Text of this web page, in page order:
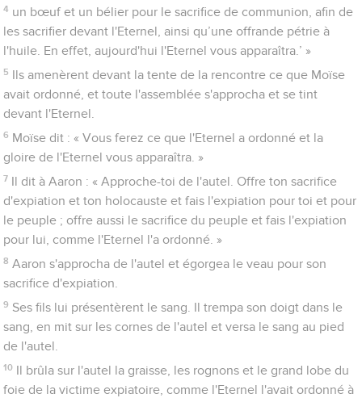
4 un bœuf et un bélier pour le sacrifice de communion, afin de
les sacrifier devant l'Eternel, ainsi qu’une offrande pétrie à
l'huile. En effet, aujourd'hui l'Eternel vous apparaîtra.’ »
5
Ils amenèrent devant la tente de la rencontre ce que Moïse
avait ordonné, et toute l'assemblée s'approcha et se tint
devant l'Eternel.
6 Moïse dit : « Vous ferez ce que l'Eternel a ordonné et la
gloire de l'Eternel vous apparaîtra. »
7
Il dit à Aaron : « Approche-toi de l'autel. Offre ton sacrifice
d'expiation et ton holocauste et fais l'expiation pour toi et pour
le peuple ; offre aussi le sacrifice du peuple et fais l'expiation
pour lui, comme l'Eternel l'a ordonné. »
8 Aaron s'approcha de l'autel et égorgea le veau pour son
sacrifice d'expiation.
9 Ses fils lui présentèrent le sang. Il trempa son doigt dans le
sang, en mit sur les cornes de l'autel et versa le sang au pied
de l'autel.
10
Il brûla sur l'autel la graisse, les rognons et le grand lobe du
foie de la victime expiatoire, comme l'Eternel l'avait ordonné à